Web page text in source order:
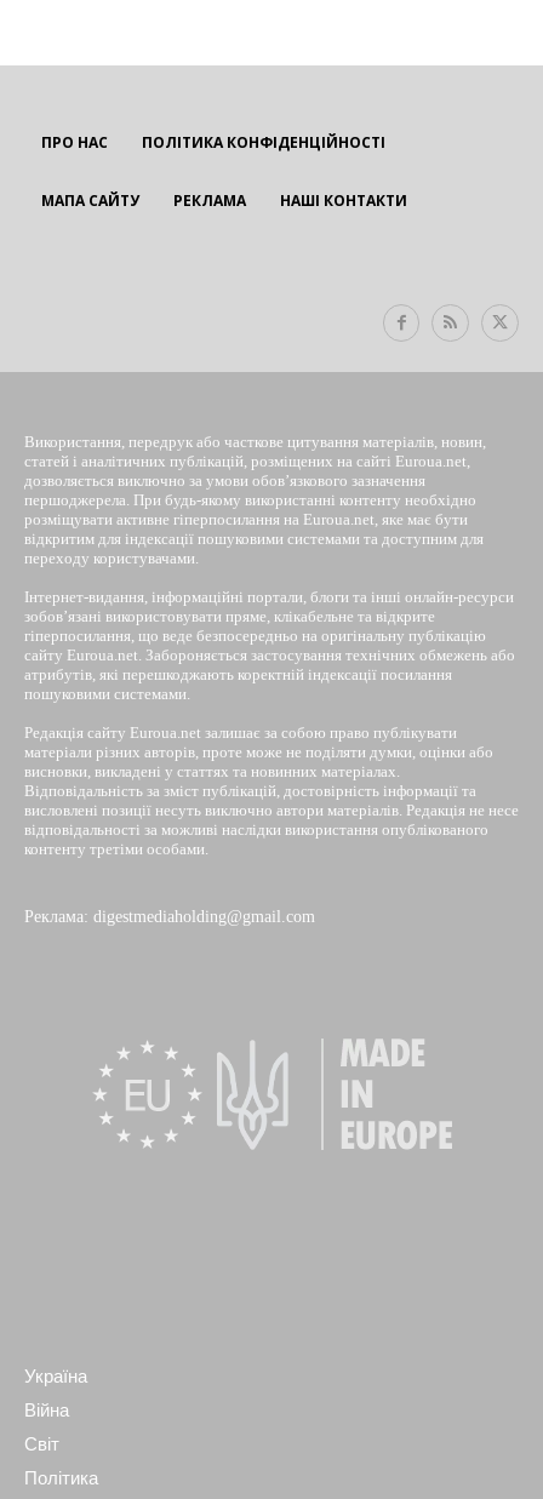
ПРО НАС ПОЛІТИКА КОНФІДЕНЦІЙНОСТІ
МАПА САЙТУ РЕКЛАМА НАШІ КОНТАКТИ
Використання, передрук або часткове цитування матеріалів, новин,
статей і аналітичних публікацій, розміщених на сайті Euroua.net,
дозволяється виключно за умови обов’язкового зазначення
першоджерела. При будь-якому використанні контенту необхідно
розміщувати активне гіперпосилання на Euroua.net, яке має бути
відкритим для індексації пошуковими системами та доступним для
переходу користувачами.
Інтернет-видання, інформаційні портали, блоги та інші онлайн-ресурси
зобов’язані використовувати пряме, клікабельне та відкрите
гіперпосилання, що веде безпосередньо на оригінальну публікацію
сайту Euroua.net. Забороняється застосування технічних обмежень або
атрибутів, які перешкоджають коректній індексації посилання
пошуковими системами.
Редакція сайту Euroua.net залишає за собою право публікувати
матеріали різних авторів, проте може не поділяти думки, оцінки або
висновки, викладені у статтях та новинних матеріалах.
Відповідальність за зміст публікацій, достовірність інформації та
висловлені позиції несуть виключно автори матеріалів. Редакція не несе
відповідальності за можливі наслідки використання опублікованого
контенту третіми особами.
Реклама: digestmediaholding@gmail.com
Україна
Війна
Світ
Політика